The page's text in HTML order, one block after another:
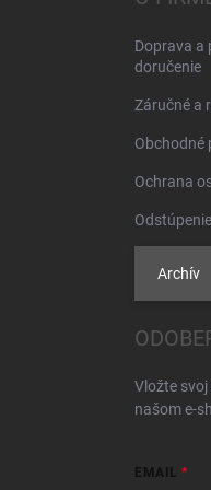
Doprava a
doručenie
Záručné a
Obchodné
Ochrana
Archív
Vložte
našom e-
EMAIL